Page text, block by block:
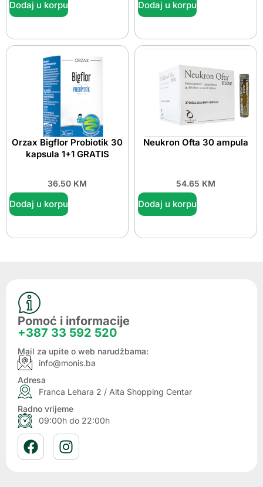
Dodaj u korpu Dodaj u korpu
Orzax Bigflor Probiotik 30
kapsula 1+1 GRATIS
36.50 KM
Dodaj u korpu
Neukron Ofta 30 ampula
54.65 KM
Dodaj u korpu
Pomoć i informacije
+387 33 592 520
Mail za upite o web narudžbama:
info@monis.ba
Adresa
Franca Lehara 2 / Alta Shopping Centar
Radno vrijeme
09:00h do 22:00h